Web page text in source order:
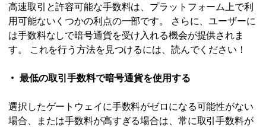
高速取引と許容可能な手数料は、プラットフォーム上で利
用可能ないくつかの利点の一部です。 さらに、ユーザーに
は手数料なしで暗号通貨を受け入れる機会が提供されま
す。 これを行う方法を見つけるには、読んでください！
最低の取引手数料で暗号通貨を使用する
選択したゲートウェイに手数料がゼロになる可能性がない
場合、または手数料が高すぎる場合は、常に取引手数料が